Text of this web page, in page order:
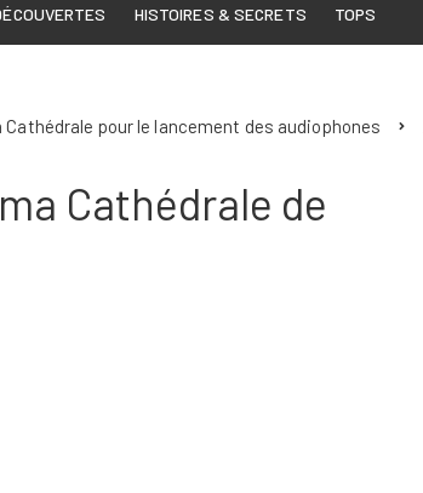
HISTOIRES & SECRETS TOPS
pour le lancement des audiophones
Cathédrale de